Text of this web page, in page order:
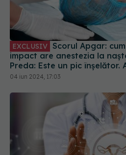
EXCLUSIV
impact are anestezia la
Preda: Este un pic înșelător.
anestezia peridurală
04 iun 2024, 17:03